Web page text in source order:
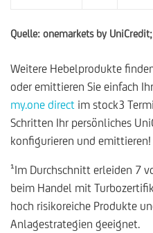
Quelle: onemarkets by
Weitere Hebelprodukte
oder emittieren Sie einfach
my.one direct im stock3
Schritten Ihr persönliches
konfigurieren und emittieren!
¹Im Durchschnitt erleiden 7
beim Handel mit
hoch risikoreiche Produkte
Anlagestrategien geeignet.